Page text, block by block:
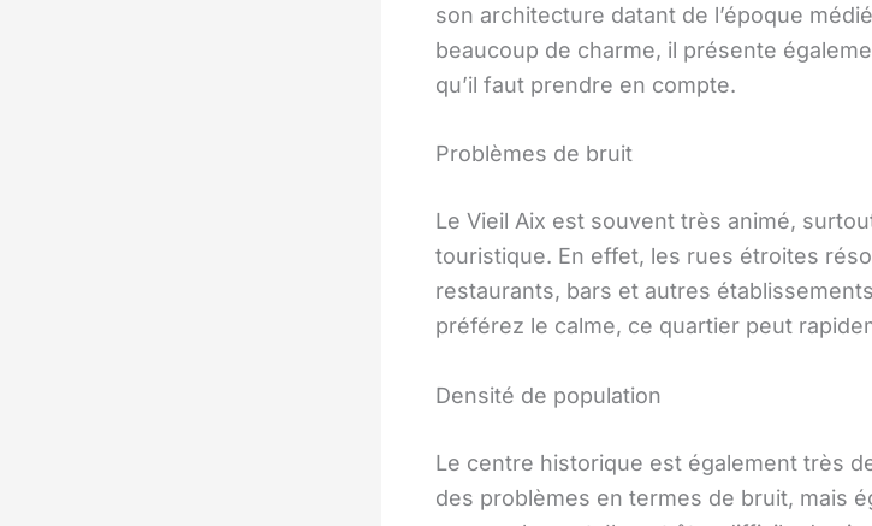
son architecture datant de l’époque
beaucoup de charme, il présente
qu’il faut prendre en compte.
Problèmes de bruit
Le Vieil Aix est souvent très animé,
touristique. En effet, les rues étroites
restaurants, bars et autres
préférez le calme, ce quartier peut
Densité de population
Le centre historique est également très
des problèmes en termes de bruit, mais